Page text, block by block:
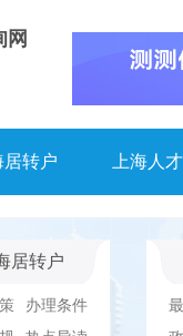
网
居转户 上海人
居转户
办理条件